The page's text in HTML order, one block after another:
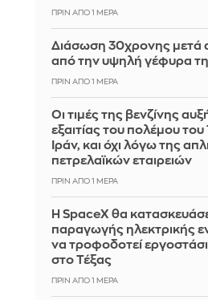
ΠΡΙΝ ΑΠΌ 1 ΜΈΡΑ
Διάσωση 30χρονης μετά
από την υψηλή γέφυρα
ΠΡΙΝ ΑΠΌ 1 ΜΈΡΑ
Οι τιμές της βενζίνης
εξαιτίας του πολέμου
Ιράν, και όχι λόγω της
πετρελαϊκών εταιρειών
ΠΡΙΝ ΑΠΌ 1 ΜΈΡΑ
Η SpaceX θα
παραγωγής ηλεκτρικής
να τροφοδοτεί
στο Τέξας
ΠΡΙΝ ΑΠΌ 1 ΜΈΡΑ